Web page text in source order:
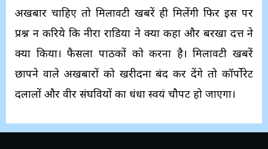
अखबार चाहिए तो मिलावटी खबरें ही मिलेंगी फिर इस पर
प्रश्न न करिये कि नीरा राडिया ने क्या कहा और बरखा दत्त ने
क्या किया। फैसला पाठकों को करना है। मिलावटी खबरें
छापने वाले अखबारों को खरीदना बंद कर देंगे तो कॉर्पोरेट
दलालों और वीर संघवियों का धंधा स्वयं चौपट हो जाएगा।